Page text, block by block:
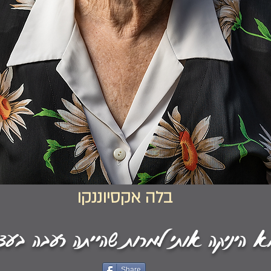
בלה אקסיוננקו
היניקה אותי למרות שהייתה רעבה